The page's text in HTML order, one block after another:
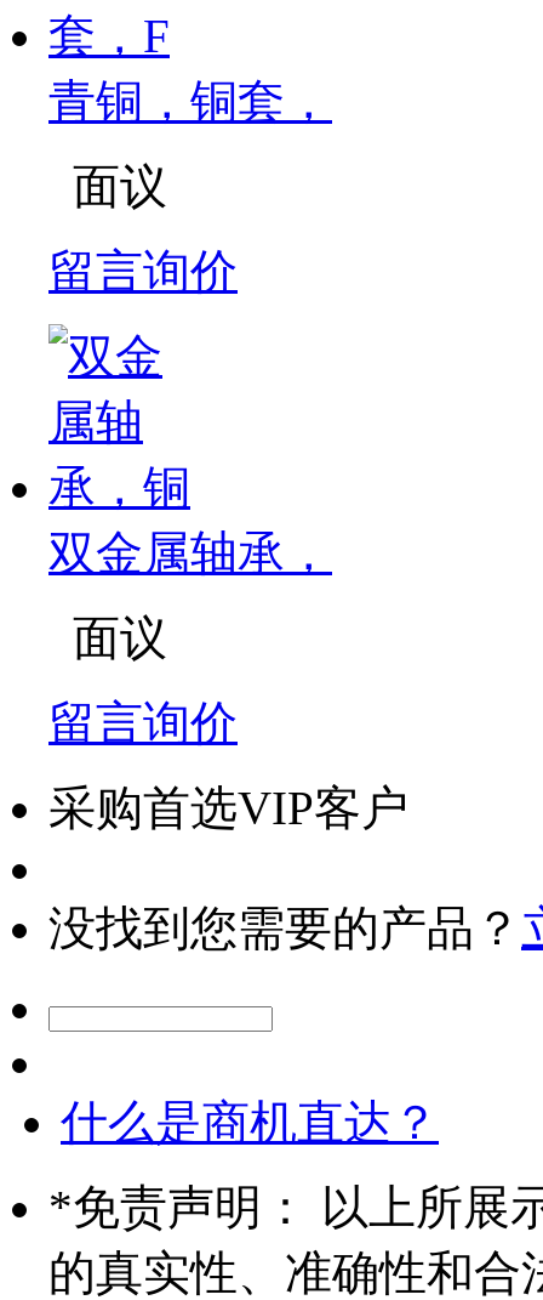
青铜，铜套，
面议
留言询价
双金属轴承，
面议
留言询价
采购首选VIP客户
没找到您需要的产品？
什么是商机直达？
*免责声明： 以上所展
的真实性、准确性和合